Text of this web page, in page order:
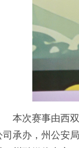
次赛事由西双
司承办，州公安